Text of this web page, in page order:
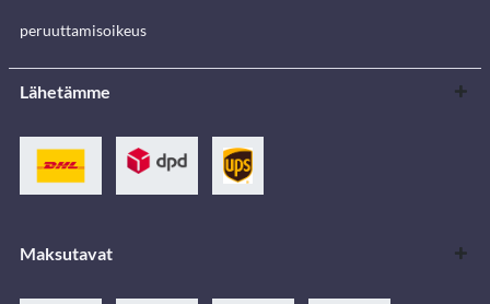
peruuttamisoikeus
Lähetämme
Maksutavat